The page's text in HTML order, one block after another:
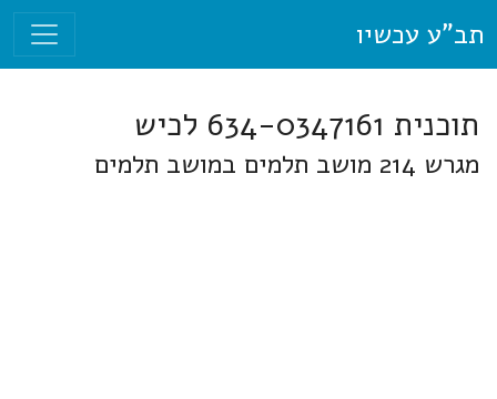
תב"ע עכשיו
תוכנית 634-0347161 לכיש
מגרש 214 מושב תלמים במושב תלמים